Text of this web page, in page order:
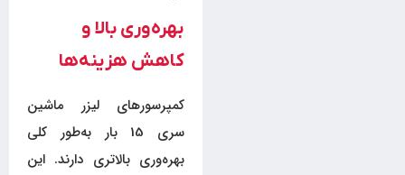
بهره‌وری بالا و
کاهش هزینه‌ها
کمپرسورهای لیزر ماشین
سری 15 بار به‌طور کلی
بهره‌وری بالاتری دارند. این